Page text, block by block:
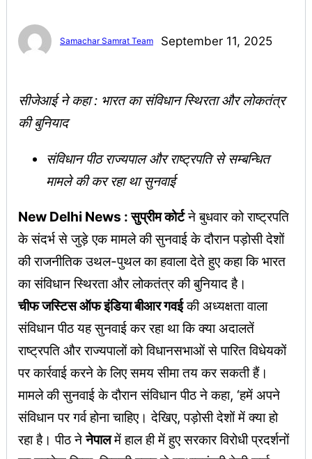
Samachar Samrat Team September 11, 2025
सीजेआई ने कहा : भारत का संविधान स्थिरता और लोकतंत्र
की बुनियाद
संविधान पीठ राज्यपाल और राष्ट्रपति से सम्बन्धित
मामले की कर रहा था सुनवाई
New Delhi News : सुप्रीम कोर्टने बुधवार को राष्ट्रपति
के संदर्भ से जुड़े एक मामले की सुनवाई के दौरान पड़ोसी देशों
की राजनीतिक उथल-पुथल का हवाला देते हुए कहा कि भारत
का संविधान स्थिरता और लोकतंत्र की बुनियाद है।
चीफ जस्टिस ऑफ इंडिया बीआर गवईकी अध्यक्षता वाला
संविधान पीठ यह सुनवाई कर रहा था कि क्या अदालतें
राष्ट्रपति और राज्यपालों को विधानसभाओं से पारित विधेयकों
पर कार्रवाई करने के लिए समय सीमा तय कर सकती हैं।
मामले की सुनवाई के दौरान संविधान पीठ ने कहा, ‘हमें अपने
संविधान पर गर्व होना चाहिए। देखिए, पड़ोसी देशों में क्या हो
रहा है। पीठ नेनेपालमें हाल ही में हुए सरकार विरोधी प्रदर्शनों